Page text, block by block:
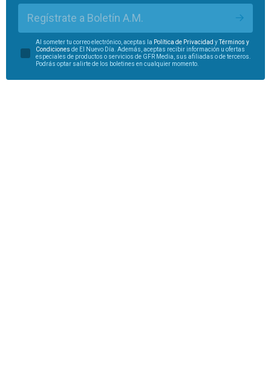
Regístrate a Boletín A.M.
Al someter tu correo electrónico, aceptas la Política de Privacidad yTérminos y
Condiciones de El Nuevo Día. Además, aceptas recibir información u ofertas
especiales de productos o servicios de GFR Media, sus afiliadas o de terceros.
Podrás optar salirte de los boletines en cualquier momento.